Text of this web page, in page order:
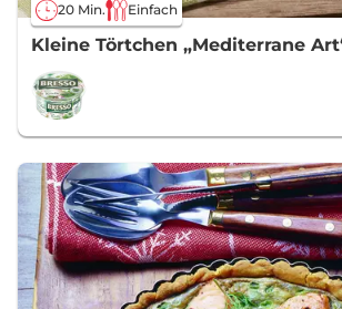
20 Min. Einfach
Kleine Törtchen „Mediterrane